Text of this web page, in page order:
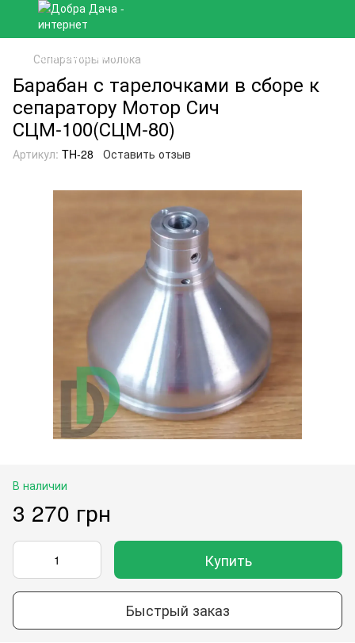
Сепараторы молока
Барабан с тарелочками в сборе к
сепаратору Мотор Сич
СЦМ-100(СЦМ-80)
Артикул: TH-28 Оставить отзыв
В наличии
3 270 грн
Купить
Быстрый заказ